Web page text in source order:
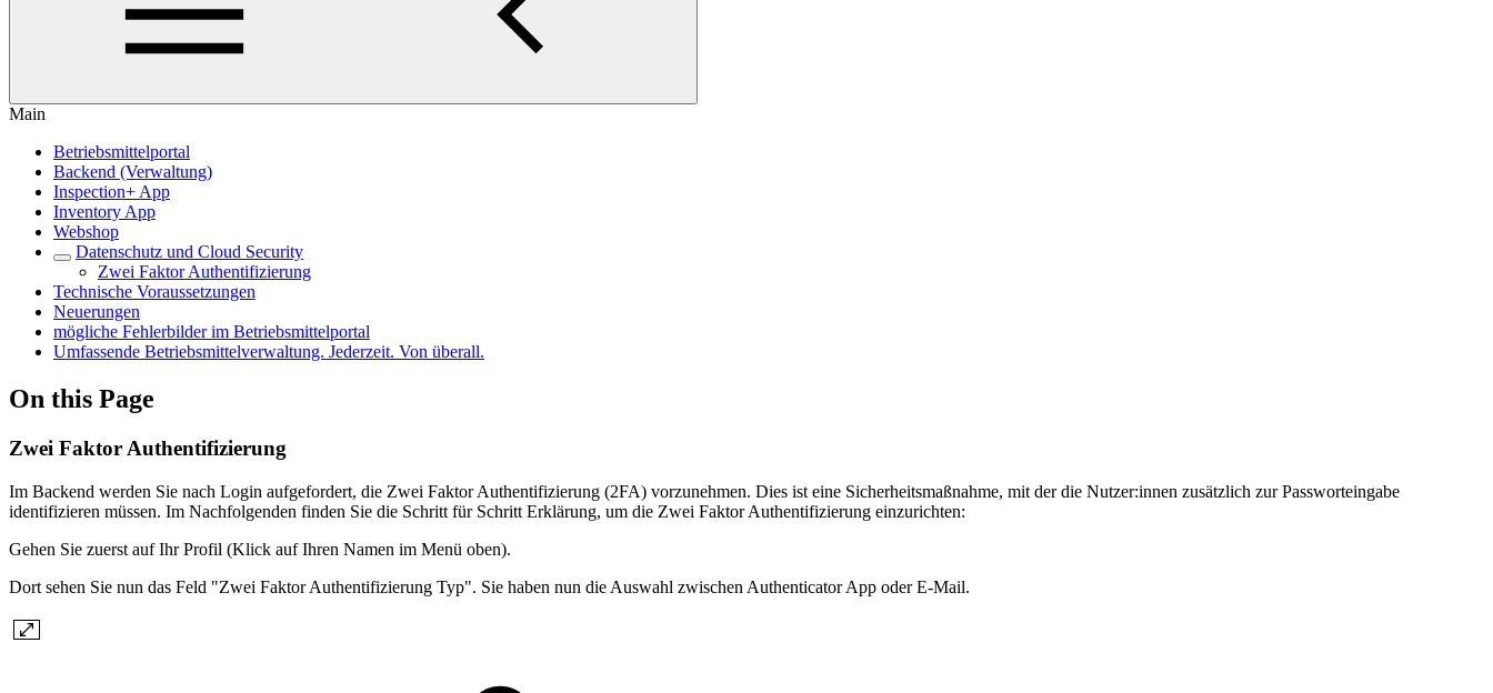
Main
Betriebsmittelportal
Backend (Verwaltung)
Inspection+ App
Inventory App
Webshop
Datenschutz und Cloud Security
Zwei Faktor Authentifizierung
Technische Voraussetzungen
Neuerungen
mögliche Fehlerbilder im Betriebsmittelportal
Umfassende Betriebsmittelverwaltung. Jederzeit. Von überall.
On this Page
Zwei Faktor Authentifizierung
​​​​​​​Im Backend werden Sie nach Login aufgefordert, die Zwei Faktor Authentifizierung (2FA) vorzunehmen. Dies ist eine Sicherheitsmaßnahme, mit der die Nutzer:innen zusätzlich zur Passworteingabe
identifizieren müssen. Im Nachfolgenden finden Sie die Schritt für Schritt Erklärung, um die Zwei Faktor Authentifizierung einzurichten:
Gehen Sie zuerst auf Ihr Profil (Klick auf Ihren Namen im Menü oben).
Dort sehen Sie nun das Feld "Zwei Faktor Authentifizierung Typ". Sie haben nun die Auswahl zwischen Authenticator App oder E-Mail.